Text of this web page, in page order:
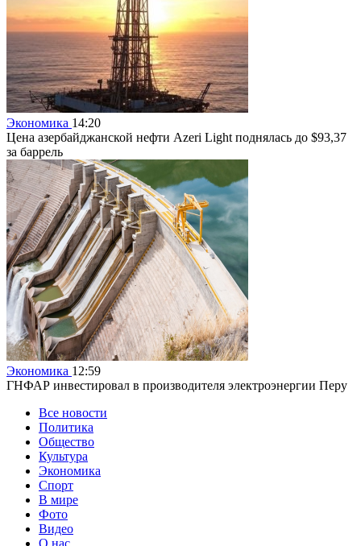
Экономика 14:20
Цена азербайджанской нефти Azeri Light поднялась до $93,37
за баррель
Экономика 12:59
ГНФАР инвестировал в производителя электроэнергии Перу
Все новости
Политика
Общество
Культура
Экономика
Спорт
В мире
Фото
Видео
О нас